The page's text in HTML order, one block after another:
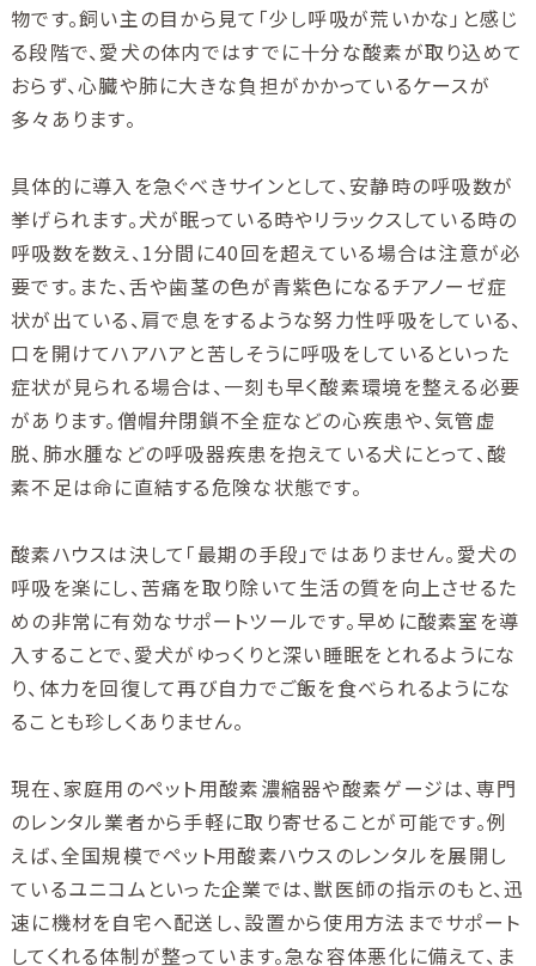
物です。飼い主の目から見て「少し呼吸が荒いかな」と感じ
る段階で、愛犬の体内ではすでに十分な酸素が取り込めて
おらず、心臓や肺に大きな負担がかかっているケースが
多々あります。
具体的に導入を急ぐべきサインとして、安静時の呼吸数が
挙げられます。犬が眠っている時やリラックスしている時の
呼吸数を数え、1分間に40回を超えている場合は注意が必
要です。また、舌や歯茎の色が青紫色になるチアノーゼ症
状が出ている、肩で息をするような努力性呼吸をしている、
口を開けてハアハアと苦しそうに呼吸をしているといった
症状が見られる場合は、一刻も早く酸素環境を整える必要
があります。僧帽弁閉鎖不全症などの心疾患や、気管虚
脱、肺水腫などの呼吸器疾患を抱えている犬にとって、酸
素不足は命に直結する危険な状態です。
酸素ハウスは決して「最期の手段」ではありません。愛犬の
呼吸を楽にし、苦痛を取り除いて生活の質を向上させるた
めの非常に有効なサポートツールです。早めに酸素室を導
入することで、愛犬がゆっくりと深い睡眠をとれるようにな
り、体力を回復して再び自力でご飯を食べられるようにな
ることも珍しくありません。
現在、家庭用のペット用酸素濃縮器や酸素ゲージは、専門
のレンタル業者から手軽に取り寄せることが可能です。例
えば、全国規模でペット用酸素ハウスのレンタルを展開し
ているユニコムといった企業では、獣医師の指示のもと、迅
速に機材を自宅へ配送し、設置から使用方法までサポート
してくれる体制が整っています。急な容体悪化に備えて、ま